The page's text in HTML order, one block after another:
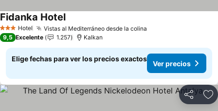
3 Estrellas
Hotel Vistas al Mediterráneo desde la colina
Fidanka HotelVer precios
9,5 Excelente 1.257 Kalkan
Elige fechas para ver los precios exactos
Ver precios
Compartir